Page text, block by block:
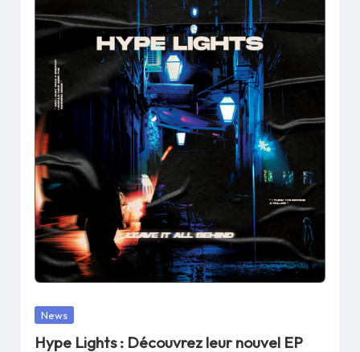
Posted
News
Hype Lights : Découvrez leur nouvel EP